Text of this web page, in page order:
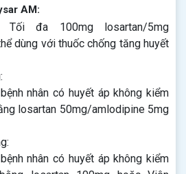
AM:
đa 100mg losartan/5mg
dùng với thuốc chống tăng huyết
nhân có huyết áp không kiểm
losartan 50mg/amlodipine 5mg
nhân có huyết áp không kiểm